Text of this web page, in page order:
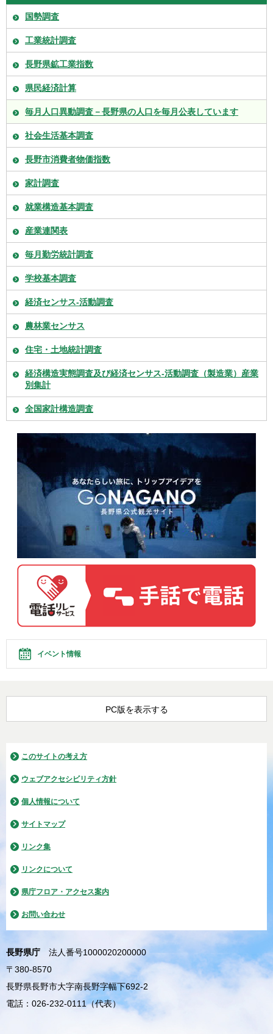
国勢調査
工業統計調査
長野県鉱工業指数
県民経済計算
毎月人口異動調査－長野県の人口を毎月公表しています
社会生活基本調査
長野市消費者物価指数
家計調査
就業構造基本調査
産業連関表
毎月勤労統計調査
学校基本調査
経済センサス-活動調査
農林業センサス
住宅・土地統計調査
経済構造実態調査及び経済センサス-活動調査（製造業）産業
別集計
全国家計構造調査
イベント情報
PC版を表示する
このサイトの考え方
ウェブアクセシビリティ方針
個人情報について
サイトマップ
リンク集
リンクについて
県庁フロア・アクセス案内
お問い合わせ
長野県庁
法人番号1000020200000
〒380-8570
長野県長野市大字南長野字幅下692-2
電話：026-232-0111（代表）